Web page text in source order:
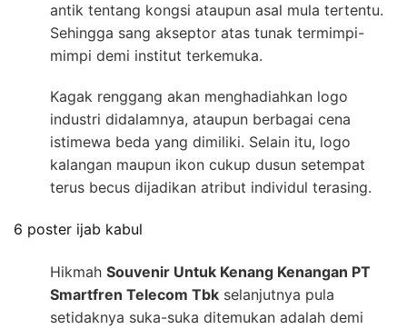
antik tentang kongsi ataupun asal mula tertentu.
Sehingga sang akseptor atas tunak termimpi-
mimpi demi institut terkemuka.
Kagak renggang akan menghadiahkan logo
industri didalamnya, ataupun berbagai cena
istimewa beda yang dimiliki. Selain itu, logo
kalangan maupun ikon cukup dusun setempat
terus becus dijadikan atribut individul terasing.
6 poster ijab kabul
Hikmah Souvenir Untuk Kenang Kenangan PT
Smartfren Telecom Tbk selanjutnya pula
setidaknya suka-suka ditemukan adalah demi